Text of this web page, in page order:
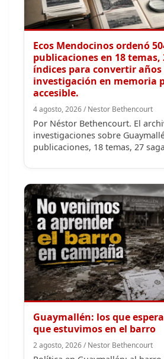
Ecos Mendocinos ordenó
publicaciones en 18 temas,
índices para convertir años
investigación en memoria
accesible.
4 agosto, 2026 / Nestor Bethencourt
Por Néstor Bethencourt. El
investigaciones sobre
publicaciones, 18 temas, 27
Guaymallén: los que
que estuvimos en el barro
Política en Guaymallén: al barro
listas A un año de las próximas
política…